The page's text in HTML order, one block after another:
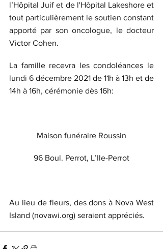
l’Hôpital Juif et de l'Hôpital Lakeshore et
tout particulièrement le soutien constant
apporté par son oncologue, le docteur
Victor Cohen.
La famille recevra les condoléances le
lundi 6 décembre 2021 de 11h à 13h et de
14h à 16h, cérémonie dès 16h:
Maison funéraire Roussin
96 Boul. Perrot, L’Ile-Perrot
Au lieu de fleurs, des dons à Nova West
Island (novawi.org) seraient appréciés.